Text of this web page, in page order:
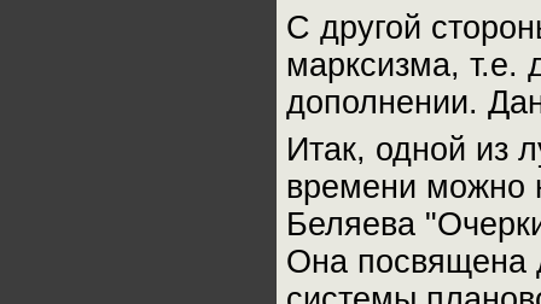
С другой
марксизма, т.е.
дополнении.
Итак, одной из
времени можно
Беляева
Она посвящена